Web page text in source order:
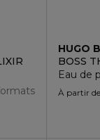
HUGO
BOSS
Eau de
À partir